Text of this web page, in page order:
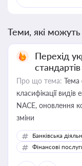
Теми, які можуть
Перехід
Про що тема: Тема
класифікації видів
NACE, оновлення
зміни
Банківська
Фінансові